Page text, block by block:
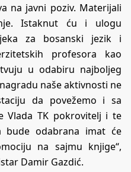
na javni poziv. Materijali
Istaknut ću i ulogu
za bosanski jezik i
profesora kao
u odabiru najboljeg
naše aktivnosti ne
da povežemo i sa
Vlada TK pokrovitelj i te
bude odabrana imat će
na sajmu knjige“,
Damir Gazdić.